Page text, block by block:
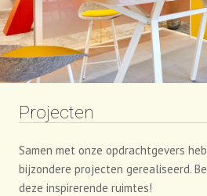
Projecten
Samen met onze opdrachtgevers
bijzondere projecten gerealiseerd.
deze inspirerende ruimtes!